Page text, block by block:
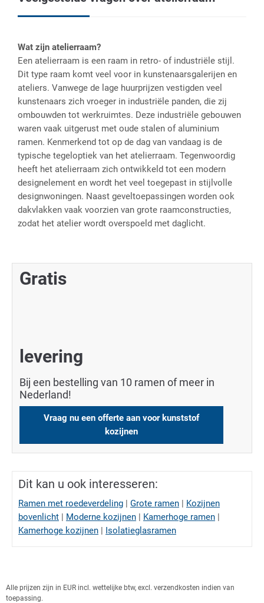
Wat zijn atelierraam?
Een atelierraam is een raam in retro- of industriële stijl.
Dit type raam komt veel voor in kunstenaarsgalerijen en
ateliers. Vanwege de lage huurprijzen vestigden veel
kunstenaars zich vroeger in industriële panden, die zij
ombouwden tot werkruimtes. Deze industriële gebouwen
waren vaak uitgerust met oude stalen of aluminium
ramen. Kenmerkend tot op de dag van vandaag is de
typische tegeloptiek van het atelierraam. Tegenwoordig
heeft het atelierraam zich ontwikkeld tot een modern
designelement en wordt het veel toegepast in stijlvolle
designwoningen. Naast geveltoepassingen worden ook
dakvlakken vaak voorzien van grote raamconstructies,
zodat het atelier wordt overspoeld met daglicht.
Gratis
levering
Bij een bestelling van 10 ramen of meer in
Nederland!
Vraag nu een offerte aan voor kunststof
kozijnen
Dit kan u ook interesseren:
Ramen met roedeverdeling | Grote ramen | Kozijnen
bovenlicht | Moderne kozijnen | Kamerhoge ramen |
Kamerhoge kozijnen | Isolatieglasramen
Alle prijzen zijn in EUR incl. wettelijke btw, excl. verzendkosten indien van
toepassing.